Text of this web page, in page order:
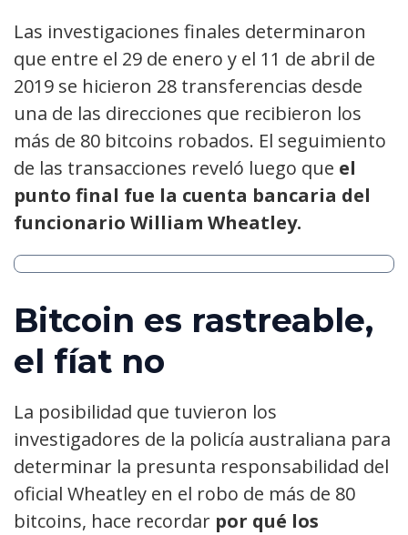
Las investigaciones finales determinaron
que entre el 29 de enero y el 11 de abril de
2019 se hicieron 28 transferencias desde
una de las direcciones que recibieron los
más de 80 bitcoins robados. El seguimiento
de las transacciones reveló luego que el
punto final fue la cuenta bancaria del
funcionario William Wheatley.
Bitcoin es rastreable,
el fíat no
La posibilidad que tuvieron los
investigadores de la policía australiana para
determinar la presunta responsabilidad del
oficial Wheatley en el robo de más de 80
bitcoins, hace recordar por qué los